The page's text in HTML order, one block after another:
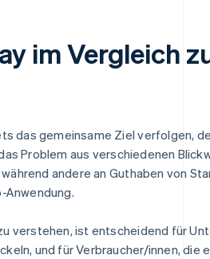
im Vergleich
das gemeinsame Ziel verfolgen,
Problem aus verschiedenen
andere an Guthaben von
Anwendung.
verstehen, ist entscheidend für
und für Verbraucher/innen,